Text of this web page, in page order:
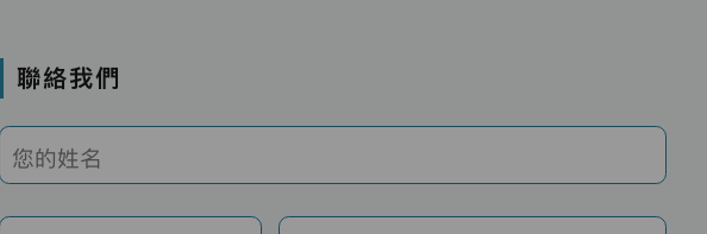
聯絡我們
您的姓名